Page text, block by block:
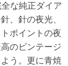
な純正ダイア
、針の夜光、
ポイントの夜
のビンテージ
う。更に青焼